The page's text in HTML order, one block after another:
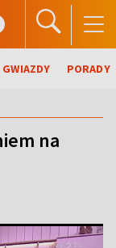
GWIAZDY PORADY
na